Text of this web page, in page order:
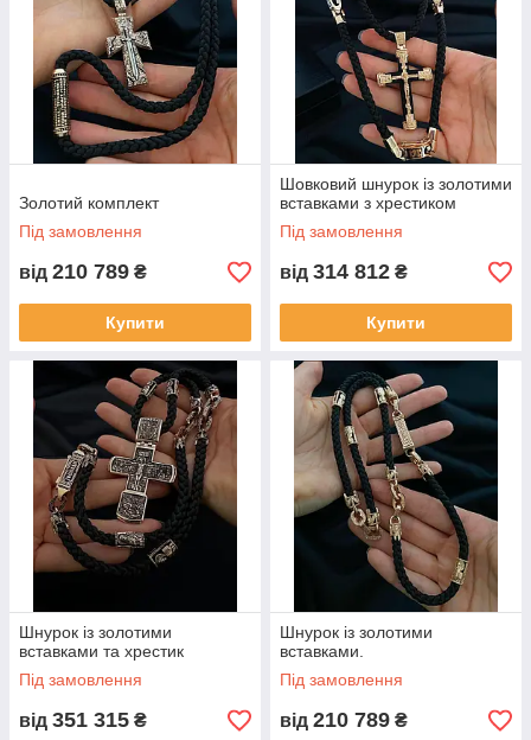
Золотий комплект
Під замовлення
від 210 789 ₴
Купити
Шовковий шнурок із золотими
вставками з хрестиком
Під замовлення
від 314 812 ₴
Купити
Шнурок із золотими
вставками та хрестик
Під замовлення
від 351 315 ₴
Шнурок із золотими
вставками.
Під замовлення
від 210 789 ₴